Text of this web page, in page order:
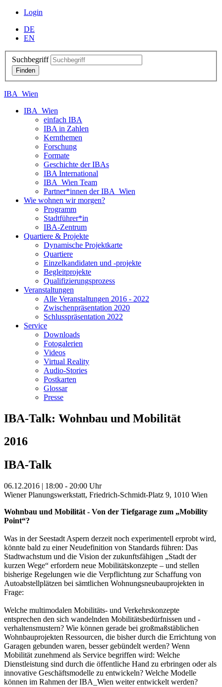
Login
DE
EN
Suchbegriff
IBA_Wien
IBA_Wien
einfach IBA
IBA in Zahlen
Kernthemen
Forschung
Formate
Geschichte der IBAs
IBA International
IBA_Wien Team
Partner*innen der IBA_Wien
Wie wohnen wir morgen?
Programm
Stadtführer*in
IBA-Zentrum
Quartiere & Projekte
Dynamische Projektkarte
Quartiere
Einzelkandidaten und -projekte
Begleitprojekte
Qualifizierungsprozess
Veranstaltungen
Alle Veranstaltungen 2016 - 2022
Zwischenpräsentation 2020
Schlusspräsentation 2022
Service
Downloads
Fotogalerien
Videos
Virtual Reality
Audio-Stories
Postkarten
Glossar
Presse
IBA-Talk: Wohnbau und Mobilität
2016
IBA-Talk
06.12.2016 | 18:00 - 20:00 Uhr
Wiener Planungswerkstatt, Friedrich-Schmidt-Platz 9, 1010 Wien
Wohnbau und Mobilität - Von der Tiefgarage zum „Mobility
Point“?
Was in der Seestadt Aspern derzeit noch experimentell erprobt wird,
könnte bald zu einer Neudefinition von Standards führen: Das
Stadtwachstum und die Vision der zukunftsfähigen „Stadt der
kurzen Wege“ erfordern neue Mobilitätskonzepte – und stellen
bisherige Regelungen wie die Verpflichtung zur Schaffung von
Autoabstellplätzen bei sämtlichen Wohnungsneubauprojekten in
Frage:
Welche multimodalen Mobilitäts- und Verkehrskonzepte
entsprechen den sich wandelnden Mobilitätsbedürfnissen und -
verhaltensmustern? Wie können gerade bei großmaßstäblichen
Wohnbauprojekten Ressourcen, die bisher durch die Errichtung von
Garagen gebunden waren, besser gebündelt werden? Wenn
Mobilität zunehmend als Service begriffen wird: Welche
Dienstleistung sind durch die öffentliche Hand zu erbringen oder als
innovative Geschäftsmodelle zu entwickeln? Welche Modelle
können im Rahmen der IBA_Wien weiter entwickelt werden?